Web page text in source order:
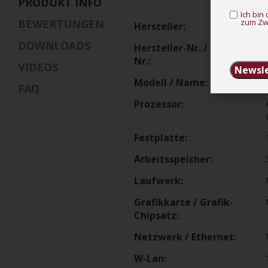
BEWERTUNGEN
DOWNLOADS
VIDEOS
FAQ
Hersteller:
Hersteller-Nr. / Modell-
Nr.:
Modell / Name:
Prozessor:
Festplatte:
Arbeitsspeicher:
Laufwerk:
Grafikkarte / Grafik-
Chipsatz:
Netzwerk / Ethernet:
W-Lan:
Ich bin
zum